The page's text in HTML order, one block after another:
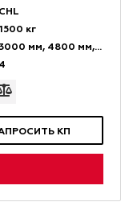
CHL
1500 кг
3000 мм, 4800 мм, 6000 мм
4
КП